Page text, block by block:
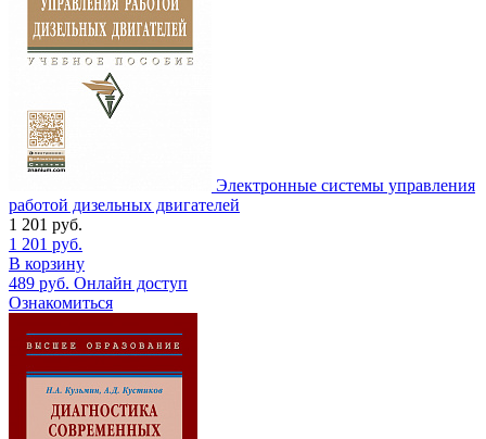
Электронные системы управления
работой дизельных двигателей
1 201 руб.
1 201 руб.
В корзину
489 руб. Онлайн доступ
Ознакомиться